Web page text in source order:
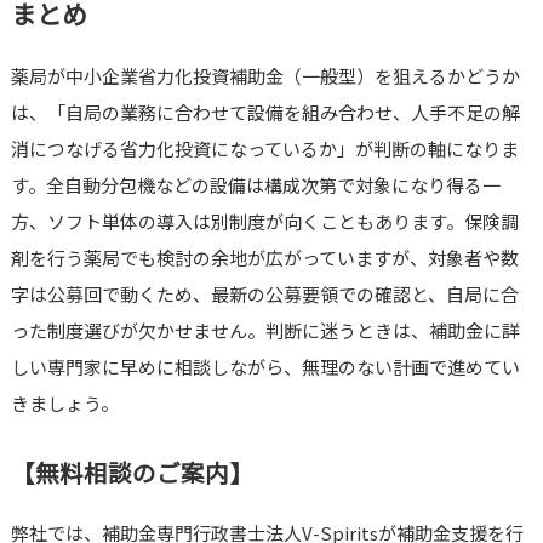
まとめ
薬局が中小企業省力化投資補助金（一般型）を狙えるかどうか
は、「自局の業務に合わせて設備を組み合わせ、人手不足の解
消につなげる省力化投資になっているか」が判断の軸になりま
す。全自動分包機などの設備は構成次第で対象になり得る一
方、ソフト単体の導入は別制度が向くこともあります。保険調
剤を行う薬局でも検討の余地が広がっていますが、対象者や数
字は公募回で動くため、最新の公募要領での確認と、自局に合
った制度選びが欠かせません。判断に迷うときは、補助金に詳
しい専門家に早めに相談しながら、無理のない計画で進めてい
きましょう。
【無料相談のご案内】
弊社では、補助金専門行政書士法人V-Spiritsが補助金支援を行